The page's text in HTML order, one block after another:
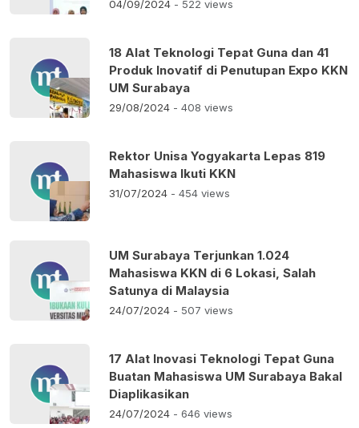
04/09/2024 - 522 views
18 Alat Teknologi Tepat Guna dan 41
Produk Inovatif di Penutupan Expo KKN
UM Surabaya
29/08/2024 - 408 views
Rektor Unisa Yogyakarta Lepas 819
Mahasiswa Ikuti KKN
31/07/2024 - 454 views
UM Surabaya Terjunkan 1.024
Mahasiswa KKN di 6 Lokasi, Salah
Satunya di Malaysia
24/07/2024 - 507 views
17 Alat Inovasi Teknologi Tepat Guna
Buatan Mahasiswa UM Surabaya Bakal
Diaplikasikan
24/07/2024 - 646 views